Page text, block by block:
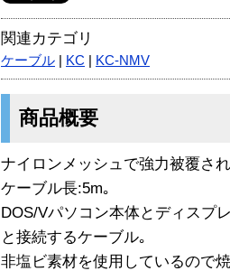
関連カテゴリ
ケーブル KC KC-NMV
商品概要
ナイロンメッシュで強力被覆さ
ケーブル長:5m｡
DOS/Vパソコン本体とディスプ
と接続するケーブル｡
非塩ビ素材を使用しているので